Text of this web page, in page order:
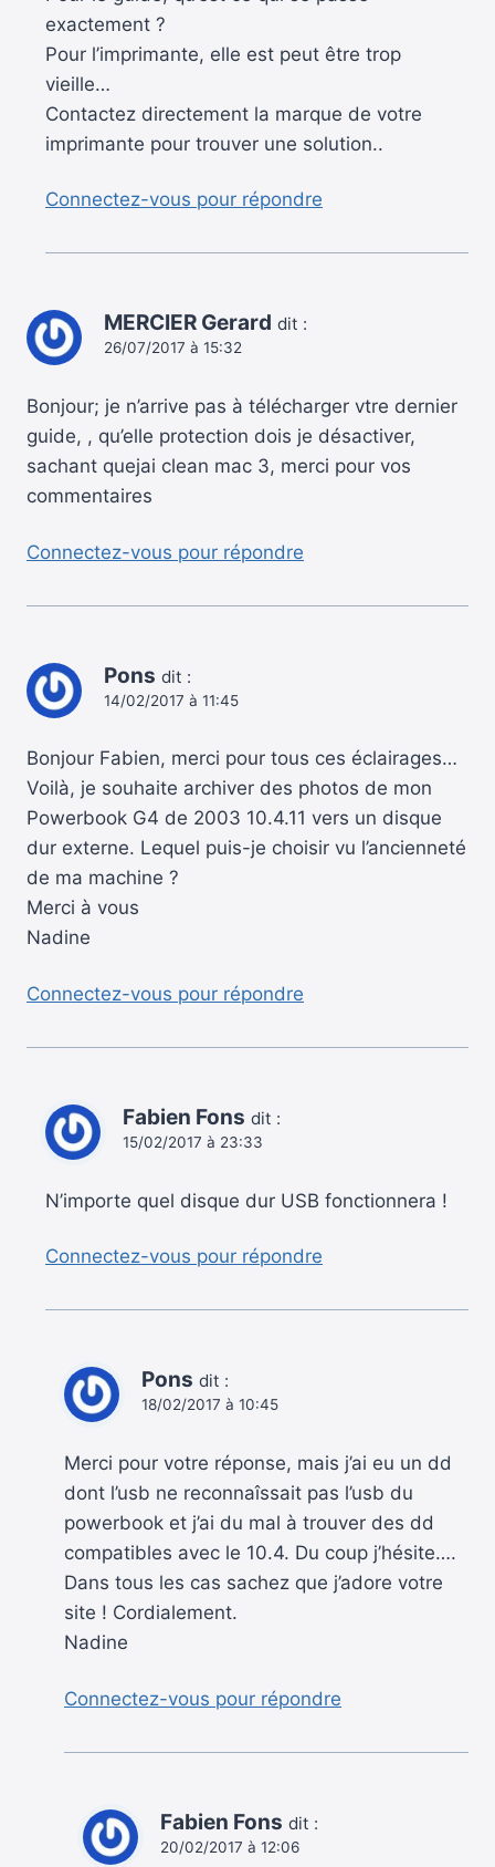
exactement ?
Pour l’imprimante, elle est peut être trop
vieille…
Contactez directement la marque de votre
imprimante pour trouver une solution..
Connectez-vous pour répondre
MERCIER Gerard dit :
26/07/2017 à 15:32
Bonjour; je n’arrive pas à télécharger vtre dernier
guide, , qu’elle protection dois je désactiver,
sachant quejai clean mac 3, merci pour vos
commentaires
Connectez-vous pour répondre
Pons dit :
14/02/2017 à 11:45
Bonjour Fabien, merci pour tous ces éclairages…
Voilà, je souhaite archiver des photos de mon
Powerbook G4 de 2003 10.4.11 vers un disque
dur externe. Lequel puis-je choisir vu l’ancienneté
de ma machine ?
Merci à vous
Nadine
Connectez-vous pour répondre
Fabien Fons dit :
15/02/2017 à 23:33
N’importe quel disque dur USB fonctionnera !
Connectez-vous pour répondre
Pons dit :
18/02/2017 à 10:45
Merci pour votre réponse, mais j’ai eu un dd
dont l’usb ne reconnaîssait pas l’usb du
powerbook et j’ai du mal à trouver des dd
compatibles avec le 10.4. Du coup j’hésite….
Dans tous les cas sachez que j’adore votre
site ! Cordialement.
Nadine
Connectez-vous pour répondre
Fabien Fons dit :
20/02/2017 à 12:06